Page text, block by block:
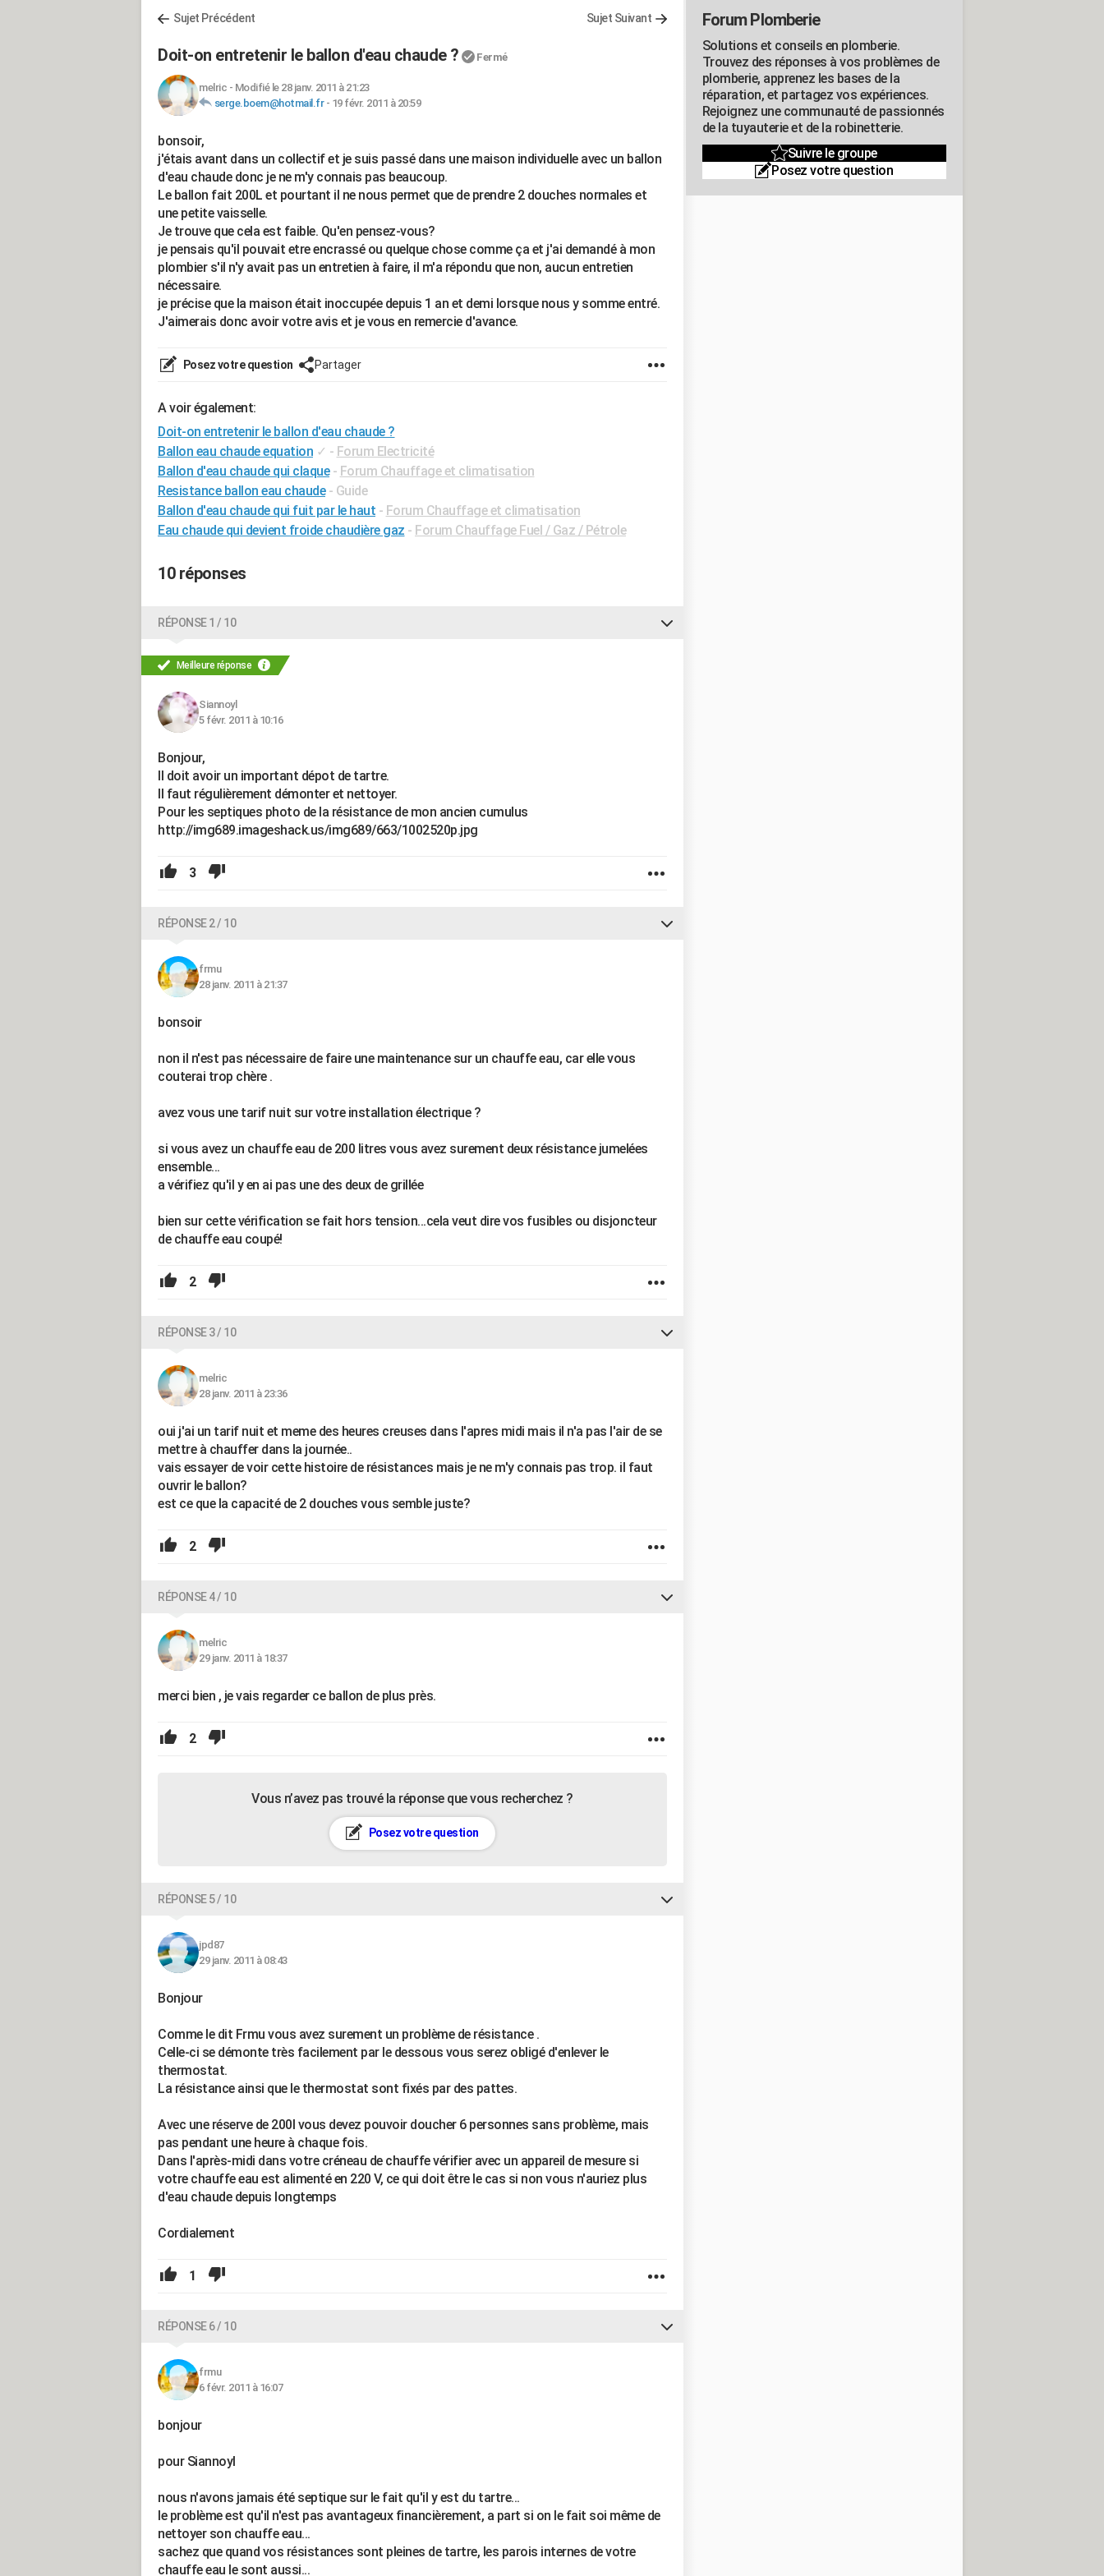
Sujet Précédent Sujet Suivant
Doit-on entretenir le ballon d'eau chaude ? Fermé
melric - Modifié le 28 janv. 2011 à 21:23
serge.boem@hotmail.fr- 19 févr. 2011 à 20:59
bonsoir,
j'étais avant dans un collectif et je suis passé dans une maison individuelle avec un ballon
d'eau chaude donc je ne m'y connais pas beaucoup.
Le ballon fait 200L et pourtant il ne nous permet que de prendre 2 douches normales et
une petite vaisselle.
Je trouve que cela est faible. Qu'en pensez-vous?
je pensais qu'il pouvait etre encrassé ou quelque chose comme ça et j'ai demandé à mon
plombier s'il n'y avait pas un entretien à faire, il m'a répondu que non, aucun entretien
nécessaire.
je précise que la maison était inoccupée depuis 1 an et demi lorsque nous y somme entré.
J'aimerais donc avoir votre avis et je vous en remercie d'avance.
Posez votre question Partager
A voir également:
Doit-on entretenir le ballon d'eau chaude ?
Ballon eau chaude equation ✓ - Forum Electricité
Ballon d'eau chaude qui claque - Forum Chauffage et climatisation
Resistance ballon eau chaude - Guide
Ballon d'eau chaude qui fuit par le haut - Forum Chauffage et climatisation
Eau chaude qui devient froide chaudière gaz - Forum Chauffage Fuel / Gaz / Pétrole
10 réponses
RÉPONSE 1 / 10
Meilleure réponse
Siannoyl
5 févr. 2011 à 10:16
Bonjour,
Il doit avoir un important dépot de tartre.
Il faut régulièrement démonter et nettoyer.
Pour les septiques photo de la résistance de mon ancien cumulus
http://img689.imageshack.us/img689/663/1002520p.jpg
3
RÉPONSE 2 / 10
frmu
28 janv. 2011 à 21:37
bonsoir
non il n'est pas nécessaire de faire une maintenance sur un chauffe eau, car elle vous
couterai trop chère .
avez vous une tarif nuit sur votre installation électrique ?
si vous avez un chauffe eau de 200 litres vous avez surement deux résistance jumelées
ensemble...
a vérifiez qu'il y en ai pas une des deux de grillée
bien sur cette vérification se fait hors tension...cela veut dire vos fusibles ou disjoncteur
de chauffe eau coupé!
2
RÉPONSE 3 / 10
melric
28 janv. 2011 à 23:36
oui j'ai un tarif nuit et meme des heures creuses dans l'apres midi mais il n'a pas l'air de se
mettre à chauffer dans la journée..
vais essayer de voir cette histoire de résistances mais je ne m'y connais pas trop. il faut
ouvrir le ballon?
est ce que la capacité de 2 douches vous semble juste?
2
RÉPONSE 4 / 10
melric
29 janv. 2011 à 18:37
merci bien , je vais regarder ce ballon de plus près.
2
Vous n’avez pas trouvé la réponse que vous recherchez ?
Posez votre question
RÉPONSE 5 / 10
jpd87
29 janv. 2011 à 08:43
Bonjour
Comme le dit Frmu vous avez surement un problème de résistance .
Celle-ci se démonte très facilement par le dessous vous serez obligé d'enlever le
thermostat.
La résistance ainsi que le thermostat sont fixés par des pattes.
Avec une réserve de 200l vous devez pouvoir doucher 6 personnes sans problème, mais
pas pendant une heure à chaque fois.
Dans l'après-midi dans votre créneau de chauffe vérifier avec un appareil de mesure si
votre chauffe eau est alimenté en 220 V, ce qui doit être le cas si non vous n'auriez plus
d'eau chaude depuis longtemps
Cordialement
1
RÉPONSE 6 / 10
frmu
6 févr. 2011 à 16:07
bonjour
pour Siannoyl
nous n'avons jamais été septique sur le fait qu'il y est du tartre...
le problème est qu'il n'est pas avantageux financièrement, a part si on le fait soi même de
nettoyer son chauffe eau...
sachez que quand vos résistances sont pleines de tartre, les parois internes de votre
chauffe eau le sont aussi...
Forum Plomberie
Solutions et conseils en plomberie.
Trouvez des réponses à vos problèmes de
plomberie, apprenez les bases de la
réparation, et partagez vos expériences.
Rejoignez une communauté de passionnés
de la tuyauterie et de la robinetterie.
Suivre le groupe
Posez votre question